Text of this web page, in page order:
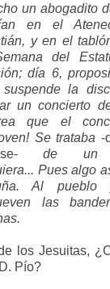
un abogadito
en el
y en el
del
día 6,
la
un concierto
que el
Se trataba -
de un
Pues algo
Al
las
los Jesuitas,
Pío?